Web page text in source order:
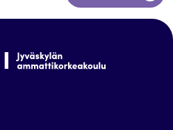
takaisin